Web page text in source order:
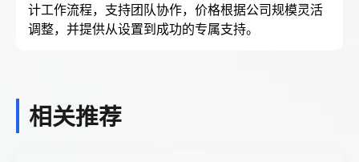
计工作流程，支持团队协作，价格根据公司规模灵活
调整，并提供从设置到成功的专属支持。
相关推荐